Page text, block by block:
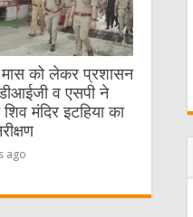
को लेकर प्रशासन
व एसपी ने
मंदिर इटहिया का
ago